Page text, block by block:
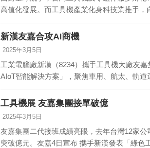
高值化發展。而工具機產業化身科技業推手
新漢友嘉合攻AI商機
2025年3月5日
工業電腦廠新漢（8234）攜手工具機大廠友
AIoT智能解決方案」，聚焦車用、航太、軌
工具機展 友嘉集團接單破億
2025年3月5日
友嘉集團二代接班成績亮眼，去年台灣12家
突破億元。友嘉4日宣布 攜手新漢發表「綠